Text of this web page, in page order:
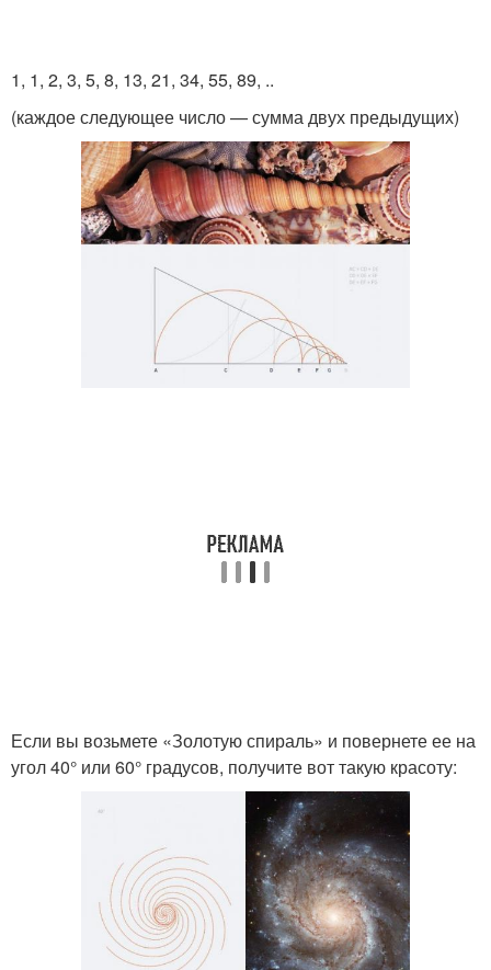
1, 1, 2, 3, 5, 8, 13, 21, 34, 55, 89, ..
(каждое следующее число — сумма двух предыдущих)
Если вы возьмете «Золотую спираль» и повернете ее на
угол 40° или 60° градусов, получите вот такую красоту: